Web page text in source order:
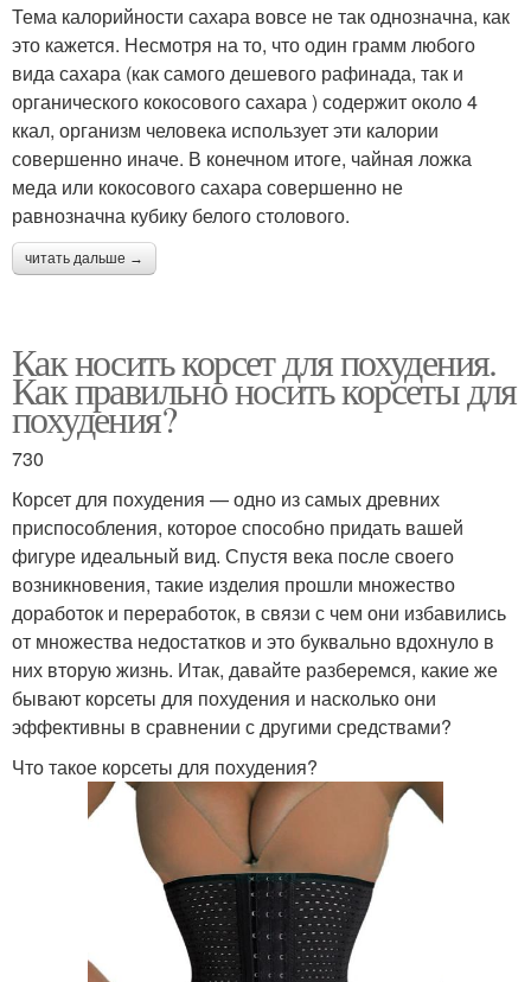
Тема калорийности сахара вовсе не так однозначна, как
это кажется. Несмотря на то, что один грамм любого
вида сахара (как самого дешевого рафинада, так и
органического кокосового сахара ) содержит около 4
ккал, организм человека использует эти калории
совершенно иначе. В конечном итоге, чайная ложка
меда или кокосового сахара совершенно не
равнозначна кубику белого столового.
читать дальше →
Как носить корсет для похудения.
Как правильно носить корсеты для
похудения?
730
Корсет для похудения — одно из самых древних
приспособления, которое способно придать вашей
фигуре идеальный вид. Спустя века после своего
возникновения, такие изделия прошли множество
доработок и переработок, в связи с чем они избавились
от множества недостатков и это буквально вдохнуло в
них вторую жизнь. Итак, давайте разберемся, какие же
бывают корсеты для похудения и насколько они
эффективны в сравнении с другими средствами?
Что такое корсеты для похудения?